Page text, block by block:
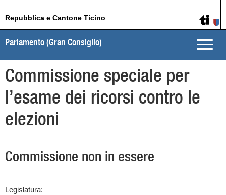
Repubblica e Cantone Ticino
Toggle
Parlamento (Gran Consiglio)
Commissione speciale per
l’esame dei ricorsi contro le
elezioni
Commissione non in essere
Legislatura: